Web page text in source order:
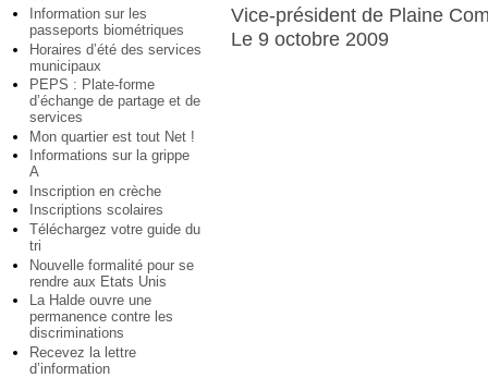
Information sur les
passeports biométriques
Horaires d’été des services
municipaux
PEPS : Plate-forme
d’échange de partage et de
services
Mon quartier est tout Net !
Informations sur la grippe
A
Inscription en crèche
Inscriptions scolaires
Téléchargez votre guide du
tri
Nouvelle formalité pour se
rendre aux Etats Unis
La Halde ouvre une
permanence contre les
discriminations
Recevez la lettre
d’information
Vice-président de Plaine
Le 9 octobre 2009